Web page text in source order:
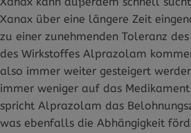
Xanax über eine längere Zeit
zu einer zunehmenden Toleranz
des Wirkstoffes Alprazolam
also immer weiter gesteigert
immer weniger auf das
spricht Alprazolam das
was ebenfalls die Abhängigkeit